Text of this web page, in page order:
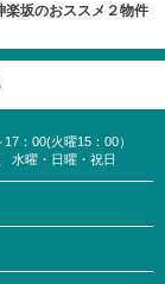
楽坂のおススメ２物件
17：00(火曜15：00）
曜・日曜・祝日